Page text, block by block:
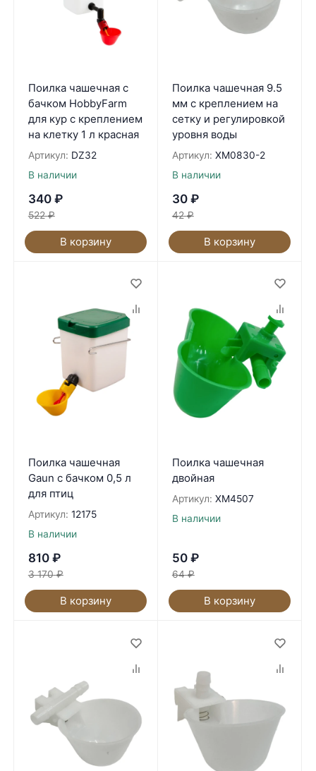
Поилка чашечная с
бачком HobbyFarm
для кур с креплением
на клетку 1 л красная
Артикул: DZ32
В наличии
340 ₽
522 ₽
В корзину
Поилка чашечная 9.5
мм с креплением на
сетку и регулировкой
уровня воды
Артикул: XM0830-2
В наличии
30 ₽
42 ₽
В корзину
Поилка чашечная
Gaun с бачком 0,5 л
для птиц
Артикул: 12175
В наличии
810 ₽
3 170 ₽
В корзину
Поилка чашечная
двойная
Артикул: XM4507
В наличии
50 ₽
64 ₽
В корзину